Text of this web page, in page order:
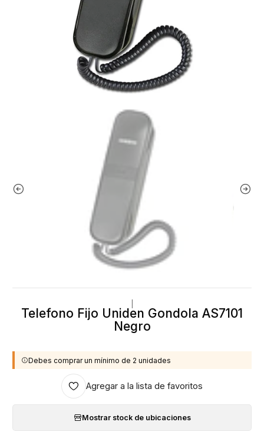
Telefono Fijo Uniden Gondola AS7101
Negro
Debes comprar un mínimo de 2 unidades
Agregar a la lista de favoritos
Mostrar stock de ubicaciones